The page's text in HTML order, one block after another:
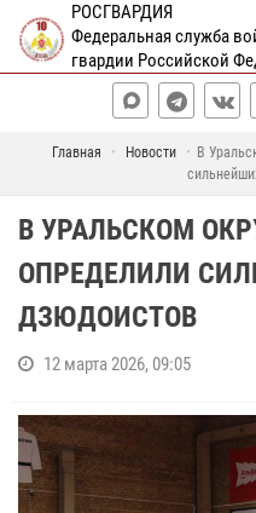
РОСГВАРДИЯ
Федеральная служба
гвардии Российской
Главная Новости
В
В УРАЛЬСКОМ
ОПРЕДЕЛИЛИ
ДЗЮДОИСТОВ
12 марта 2026, 09:05